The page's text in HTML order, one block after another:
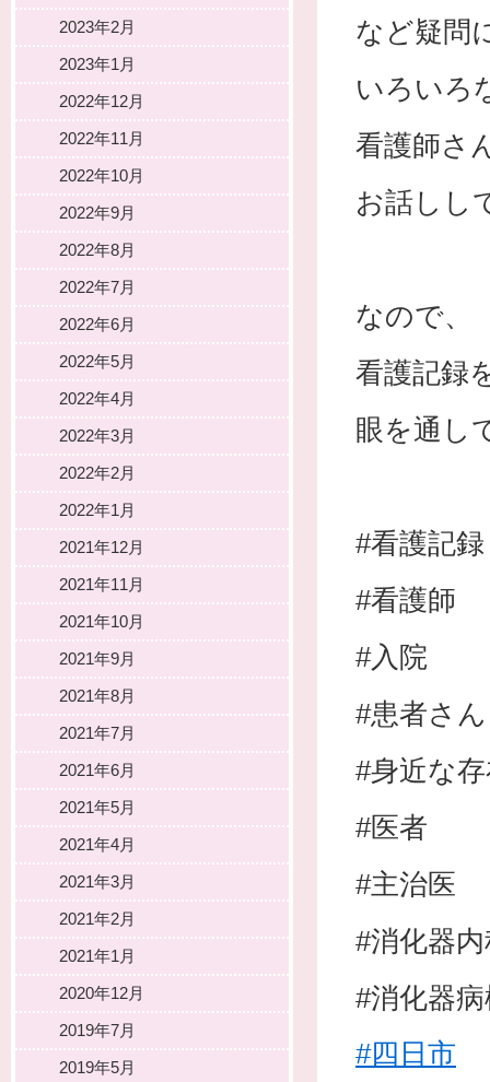
など疑問
いろいろ
看護師さ
お話しし
なので、
看護記録
眼を通し
#看護記録
#看護師
#入院
#患者さん
#身近な
#医者
#主治医
#消化器
#消化器
#四日市
2023年2月
2023年1月
2022年12月
2022年11月
2022年10月
2022年9月
2022年8月
2022年7月
2022年6月
2022年5月
2022年4月
2022年3月
2022年2月
2022年1月
2021年12月
2021年11月
2021年10月
2021年9月
2021年8月
2021年7月
2021年6月
2021年5月
2021年4月
2021年3月
2021年2月
2021年1月
2020年12月
2019年7月
2019年5月